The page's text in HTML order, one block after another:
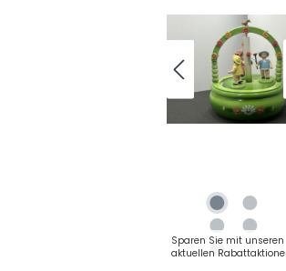
Sparen Sie mit unseren
aktuellen